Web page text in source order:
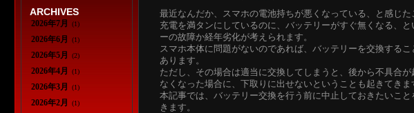
最近なんだか、スマホの電池持ちが悪くなっている、と感じた
充電を満タンにしているのに、バッテリーがすぐ無くなる、と
ーの故障か経年劣化が考えられます。
スマホ本体に問題がないのであれば、バッテリーを交換する
あります。
ただし、その場合は適当に交換してしまうと、後から不具合
なくなった場合に、下取りに出せないということも起きてきま
本記事では、バッテリー交換を行う前に中止しておきたいこ
きます。
ARCHIVES
2026年7月 (1)
2026年6月 (1)
2026年5月 (2)
2026年4月 (1)
2026年3月 (1)
2026年2月 (1)